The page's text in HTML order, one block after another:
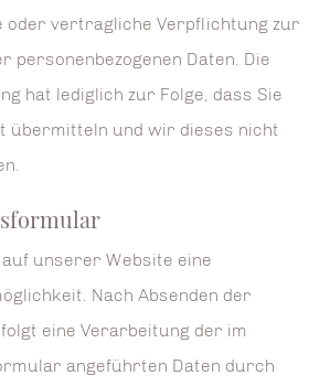
oder vertragliche Verpflichtung zur
personenbezogenen Daten. Die
hat lediglich zur Folge, dass Sie
übermitteln und wir dieses nicht
unserer Website eine
Nach Absenden der
eine Verarbeitung der im
angeführten Daten durch